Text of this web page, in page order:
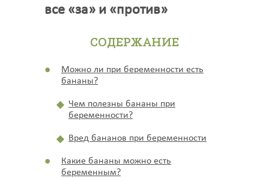
все «за» и «против»
СОДЕРЖАНИЕ
Можно ли при беременности есть
бананы?
Чем полезны бананы при
беременности?
Вред бананов при беременности
Какие бананы можно есть
беременным?